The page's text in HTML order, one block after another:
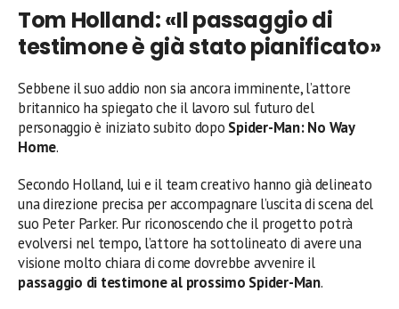
Tom Holland: «Il passaggio di
testimone è già stato pianificato»
Sebbene il suo addio non sia ancora imminente, l’attore
britannico ha spiegato che il lavoro sul futuro del
personaggio è iniziato subito dopo Spider-Man: No Way
Home.
Secondo Holland, lui e il team creativo hanno già delineato
una direzione precisa per accompagnare l’uscita di scena del
suo Peter Parker. Pur riconoscendo che il progetto potrà
evolversi nel tempo, l’attore ha sottolineato di avere una
visione molto chiara di come dovrebbe avvenire il
passaggio di testimone al prossimo Spider-Man.